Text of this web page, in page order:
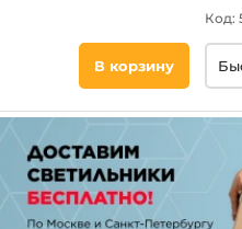
Код:
В корзину